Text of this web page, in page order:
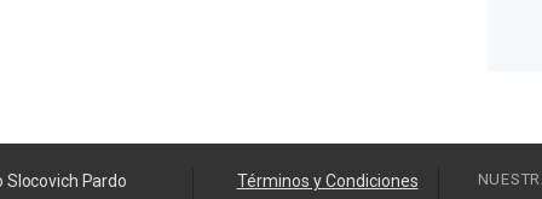
Slocovich Pardo Términos y Condiciones